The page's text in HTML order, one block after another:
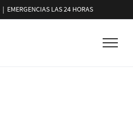
| EMERGENCIAS LAS 24 HORAS